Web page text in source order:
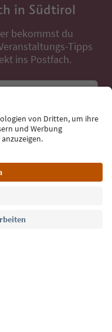
in Südtirol
bekommst du
Tipps
ins Postfach.